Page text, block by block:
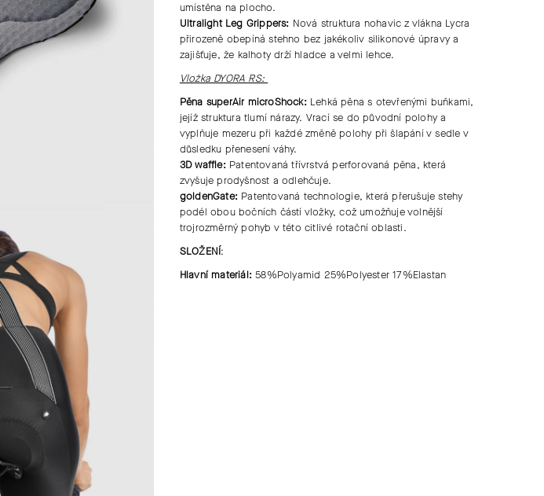
umístěna na plocho.
Ultralight Leg Grippers: Nová struktura nohavic z vlákna Lycra
přirozeně obepíná stehno bez jakékoliv silikonové úpravy a
zajišťuje, že kalhoty drží hladce a velmi lehce.
Vložka DYORA RS:
Pěna superAir microShock:Lehká pěna s otevřenými buňkami,
jejíž struktura tlumí nárazy. Vrací se do původní polohy a
vyplňuje mezeru při každé změně polohy při šlapání v sedle v
důsledku přenesení váhy.
3D waffle:Patentovaná třívrstvá perforovaná pěna, která
zvyšuje prodyšnost a odlehčuje.
goldenGate: Patentovaná technologie, která přerušuje stehy
podél obou bočních částí vložky, což umožňuje volnější
trojrozměrný pohyb v této citlivé rotační oblasti.
SLOŽENÍ:
Hlavní materiál: 58%Polyamid 25%Polyester17%Elastan